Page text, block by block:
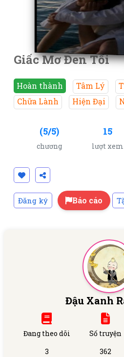
Giấc Mơ Đen Tối
Hoàn thành Tâm Lý
Chữa Lành
Hiện Đại
(5/5)
chương
15
lượt xem
Đăng ký Báo cáo
Đậu Xanh
Đang theo dõi
3
Số truyện
362